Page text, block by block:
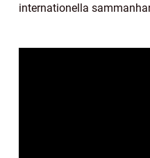
internationella